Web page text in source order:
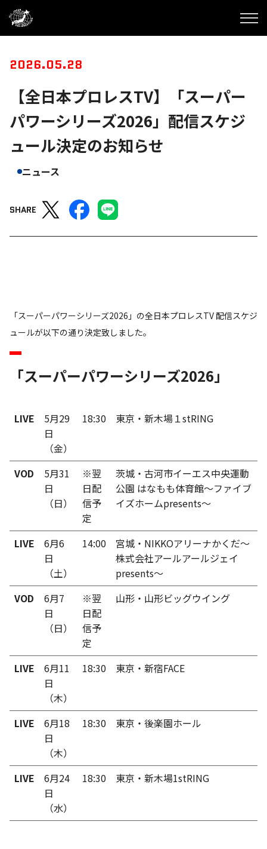
2026.05.28
【全日本プロレスTV】「スーパー
パワーシリーズ2026」配信スケジ
ュール決定のお知らせ
ニュース
SHARE
「スーパーパワーシリーズ2026」の全日本プロレスTV 配信スケジ
ュールが以下の通り決定致しました。
「スーパーパワーシリーズ2026」
LIVE
5月29
日
（金）
18:30 東京・新木場１stRING
VOD
5月31
日
（日）
※翌
日配
信予
定
茨城・古河市イーエス中央運動
公園 はなもも体育館～ファイブ
イズホームpresents～
LIVE
6月6
日
（土）
14:00
宮城・NIKKOアリーナかくだ～
株式会社アールアールジェイ
presents～
VOD
6月7
日
（日）
※翌
日配
信予
定
山形・山形ビッグウイング
LIVE
6月11
日
（木）
18:30 東京・新宿FACE
LIVE
6月18
日
（木）
18:30 東京・後楽園ホール
LIVE
6月24
日
（水）
18:30 東京・新木場1stRING